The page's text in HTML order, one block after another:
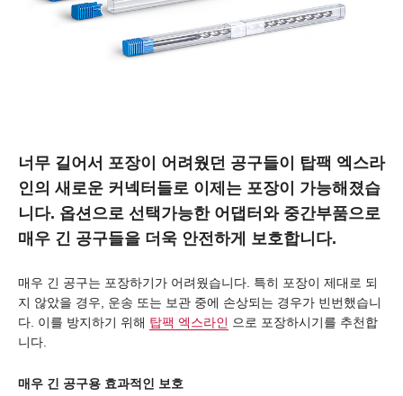
너무 길어서 포장이 어려웠던 공구들이 탑팩 엑스라
인의 새로운 커넥터들로 이제는 포장이 가능해졌습
니다. 옵션으로 선택가능한 어댑터와 중간부품으로
매우 긴 공구들을 더욱 안전하게 보호합니다.
매우 긴 공구는 포장하기가 어려웠습니다. 특히 포장이 제대로 되
지 않았을 경우, 운송 또는 보관 중에 손상되는 경우가 빈번했습니
다. 이를 방지하기 위해 탑팩 엑스라인 으로 포장하시기를 추천합
니다.
매우 긴 공구용 효과적인 보호